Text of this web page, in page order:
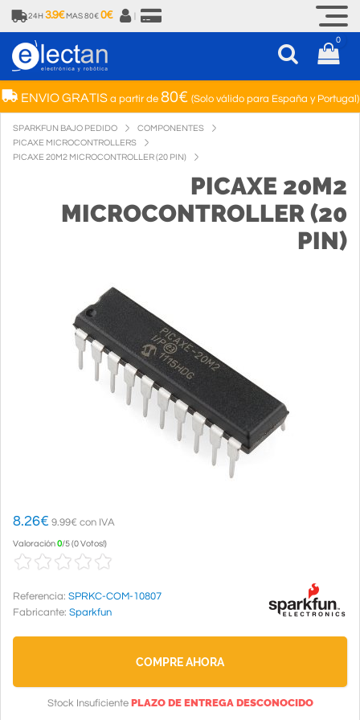
24H 3.9€ MAS 80€ 0€
0
ENVIO GRATISa partir de 80€ (Solo válido para España y Portugal)
SPARKFUN BAJO PEDIDO
COMPONENTES
PICAXE MICROCONTROLLERS
PICAXE 20M2 MICROCONTROLLER (20 PIN)
PICAXE 20M2
MICROCONTROLLER (20
PIN)
8.26€ 9.99€ con IVA
Valoración0/5(0 Votos!)
Referencia: SPRKC-COM-10807
Fabricante: Sparkfun
COMPRE AHORA
Stock Insuficiente PLAZO DE ENTREGA DESCONOCIDO